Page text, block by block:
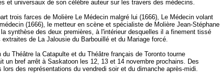
et universaux de son célèbre auteur sur les travers des médecins.
trois farces de Molière Le Médecin malgré lui (1666), Le Médecin volant
(1666), le metteur en scène et spécialiste de Molière Jean-Stéphane
synthèse des deux premières, à l'intérieur desquelles il a finement tissé
extraites de La Jalousie du Barbouillé et du Mariage forcé.
du Théâtre la Catapulte et du Théâtre français de Toronto tourne
un bref arrêt à Saskatoon les 12, 13 et 14 novembre prochains. Des
des représentations du vendredi soir et du dimanche après-midi.